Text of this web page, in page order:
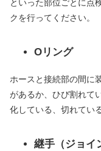
といった部位ごとに点
クを行ってください。
Oリング
ホースと接続部の間に
があるか、ひび割れて
化している、切れてい
継手（ジョイ